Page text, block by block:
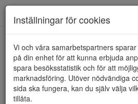
HEM RUGGED GEAR
Inställningar för cookies
Vi och våra samarbetspartners
på din enhet för att kunna erbjuda
spara besöksstatistik och för att
marknadsföring. Utöver nödvändiga
sida ska fungera, kan du själv välja
tillåta.